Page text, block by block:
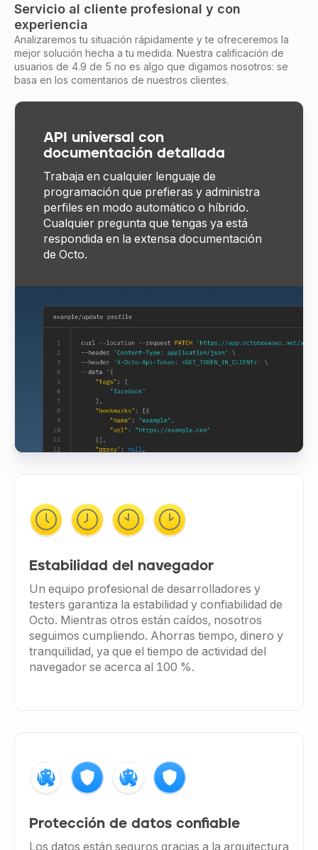
Servicio al cliente profesional y con
experiencia
Analizaremos tu situación rápidamente y te ofreceremos la
mejor solución hecha a tu medida. Nuestra calificación de
usuarios de 4.9 de 5 no es algo que digamos nosotros: se
basa en los comentarios de nuestros clientes.
API universal con
documentación detallada
Trabaja en cualquier lenguaje de
programación que prefieras y administra
perfiles en modo automático o híbrido.
Cualquier pregunta que tengas ya está
respondida en la extensa documentación
de Octo.
Estabilidad del navegador
Un equipo profesional de desarrolladores y
testers garantiza la estabilidad y confiabilidad de
Octo. Mientras otros están caídos, nosotros
seguimos cumpliendo. Ahorras tiempo, dinero y
tranquilidad, ya que el tiempo de actividad del
navegador se acerca al 100 %.
Protección de datos confiable
Los datos están seguros gracias a la arquitectura